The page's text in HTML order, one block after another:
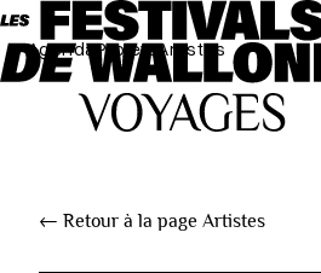
AgendaProjetsArtistes
← Retour à la page Artistes